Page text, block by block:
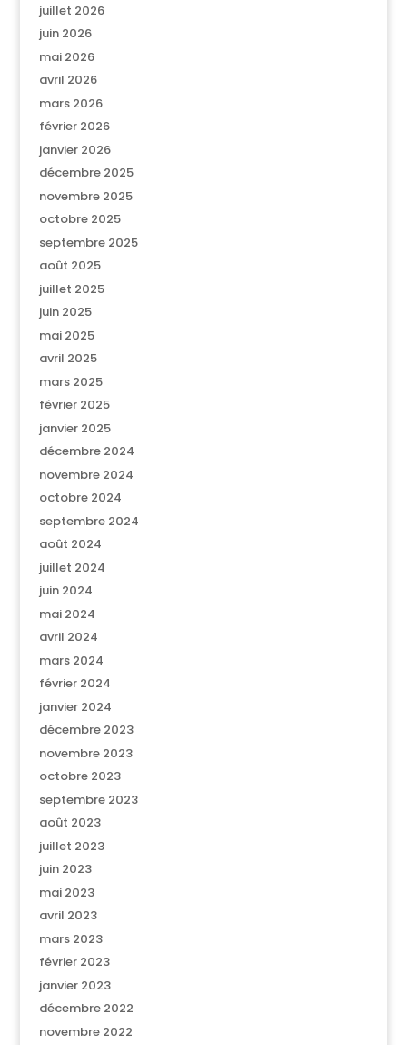
juillet 2026
juin 2026
mai 2026
avril 2026
mars 2026
février 2026
janvier 2026
décembre 2025
novembre 2025
octobre 2025
septembre 2025
août 2025
juillet 2025
juin 2025
mai 2025
avril 2025
mars 2025
février 2025
janvier 2025
décembre 2024
novembre 2024
octobre 2024
septembre 2024
août 2024
juillet 2024
juin 2024
mai 2024
avril 2024
mars 2024
février 2024
janvier 2024
décembre 2023
novembre 2023
octobre 2023
septembre 2023
août 2023
juillet 2023
juin 2023
mai 2023
avril 2023
mars 2023
février 2023
janvier 2023
décembre 2022
novembre 2022